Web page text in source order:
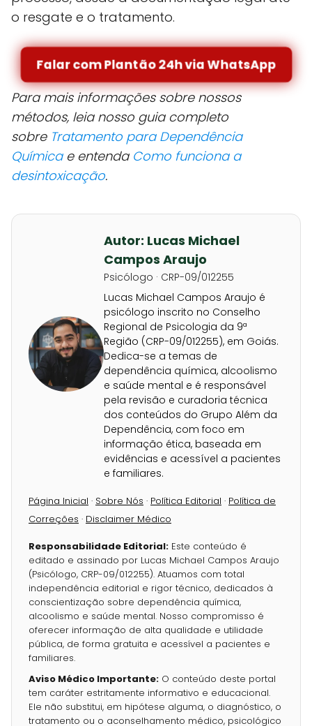
o resgate e o tratamento.
Falar com Plantão 24h via WhatsApp
Para mais informações sobre nossos
métodos, leia nosso guia completo
sobre Tratamento para Dependência
Químicae entenda Como funciona a
desintoxicação.
Autor: Lucas Michael
Campos Araujo
Psicólogo · CRP-09/012255
Lucas Michael Campos Araujo é
psicólogo inscrito no Conselho
Regional de Psicologia da 9ª
Região (CRP-09/012255), em Goiás.
Dedica-se a temas de
dependência química, alcoolismo
e saúde mental e é responsável
pela revisão e curadoria técnica
dos conteúdos do Grupo Além da
Dependência, com foco em
informação ética, baseada em
evidências e acessível a pacientes
e familiares.
Página Inicial · Sobre Nós · Política Editorial · Política de
Correções · Disclaimer Médico
Responsabilidade Editorial: Este conteúdo é
editado e assinado por Lucas Michael Campos Araujo
(Psicólogo, CRP-09/012255). Atuamos com total
independência editorial e rigor técnico, dedicados à
conscientização sobre dependência química,
alcoolismo e saúde mental. Nosso compromisso é
oferecer informação de alta qualidade e utilidade
pública, de forma gratuita e acessível a pacientes e
familiares.
Aviso Médico Importante: O conteúdo deste portal
tem caráter estritamente informativo e educacional.
Ele não substitui, em hipótese alguma, o diagnóstico, o
tratamento ou o aconselhamento médico, psicológico